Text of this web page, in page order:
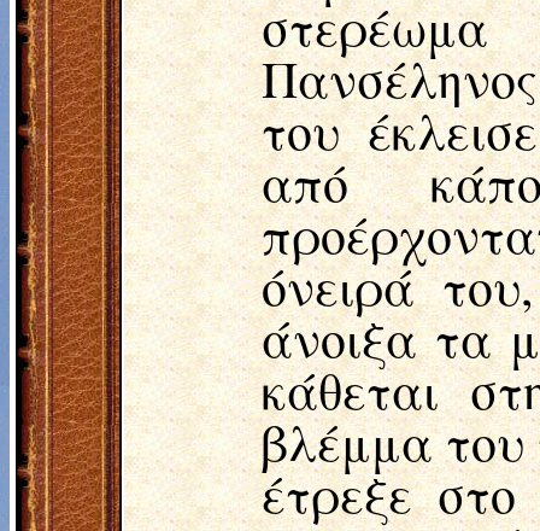
του
από
όνειρά
άνοιξα τα
κάθεται
βλέμμα
έτρεξε